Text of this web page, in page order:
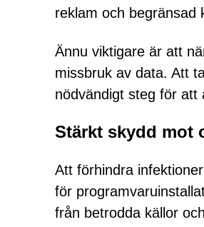
reklam och begränsad
Ännu viktigare är att
missbruk av data. Att
nödvändigt steg för att
Stärkt skydd mot
Att förhindra
för
från betrodda källor